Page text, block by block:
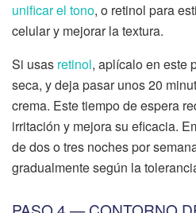
unificar el tono, o retinol para
celular y mejorar la textura.
Si usas retinol, aplícalo en este
seca, y deja pasar unos 20
crema. Este tiempo de espera
irritación y mejora su eficacia.
de dos o tres noches por
gradualmente según la